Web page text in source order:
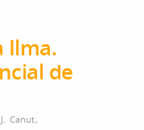
Ilma.
de
Canut,